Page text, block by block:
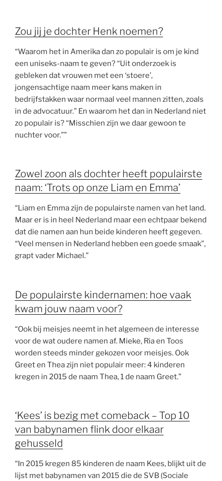
Zou jij je dochter Henk noemen?
“Waarom het in Amerika dan zo populair is om je kind
een uniseks-naam te geven? “Uit onderzoek is
gebleken dat vrouwen met een ‘stoere’,
jongensachtige naam meer kans maken in
bedrijfstakken waar normaal veel mannen zitten, zoals
in de advocatuur.” En waarom het dan in Nederland niet
zo populair is? “Misschien zijn we daar gewoon te
nuchter voor.””
Zowel zoon als dochter heeft populairste
naam: ‘Trots op onze Liam en Emma’
“Liam en Emma zijn de populairste namen van het land.
Maar er is in heel Nederland maar een echtpaar bekend
dat die namen aan hun beide kinderen heeft gegeven.
“Veel mensen in Nederland hebben een goede smaak”,
grapt vader Michael.”
De populairste kindernamen: hoe vaak
kwam jouw naam voor?
“Ook bij meisjes neemt in het algemeen de interesse
voor de wat oudere namen af. Mieke, Ria en Toos
worden steeds minder gekozen voor meisjes. Ook
Greet en Thea zijn niet populair meer: 4 kinderen
kregen in 2015 de naam Thea, 1 de naam Greet.”
‘Kees’ is bezig met comeback – Top 10
van babynamen flink door elkaar
gehusseld
“In 2015 kregen 85 kinderen de naam Kees, blijkt uit de
lijst met babynamen van 2015 die de SVB (Sociale